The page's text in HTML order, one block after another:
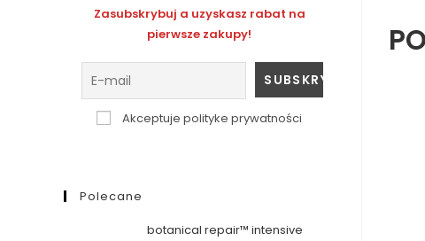
Zasubskrybuj a uzyskasz rabat na
pierwsze zakupy!
Akceptuje polityke prywatności
Polecane
botanical repair™ intensive